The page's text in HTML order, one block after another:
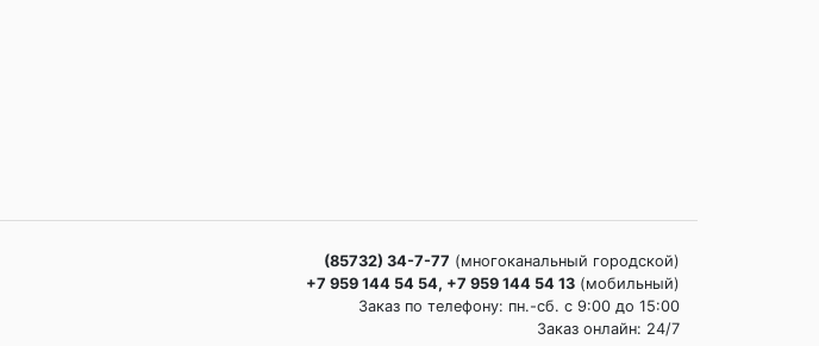
(85732) 34-7-77 (многоканальный городской)
+7 959 144 54 54, +7 959 144 54 13 (мобильный)
Заказ по телефону: пн.-сб. c 9:00 до 15:00
Заказ онлайн: 24/7